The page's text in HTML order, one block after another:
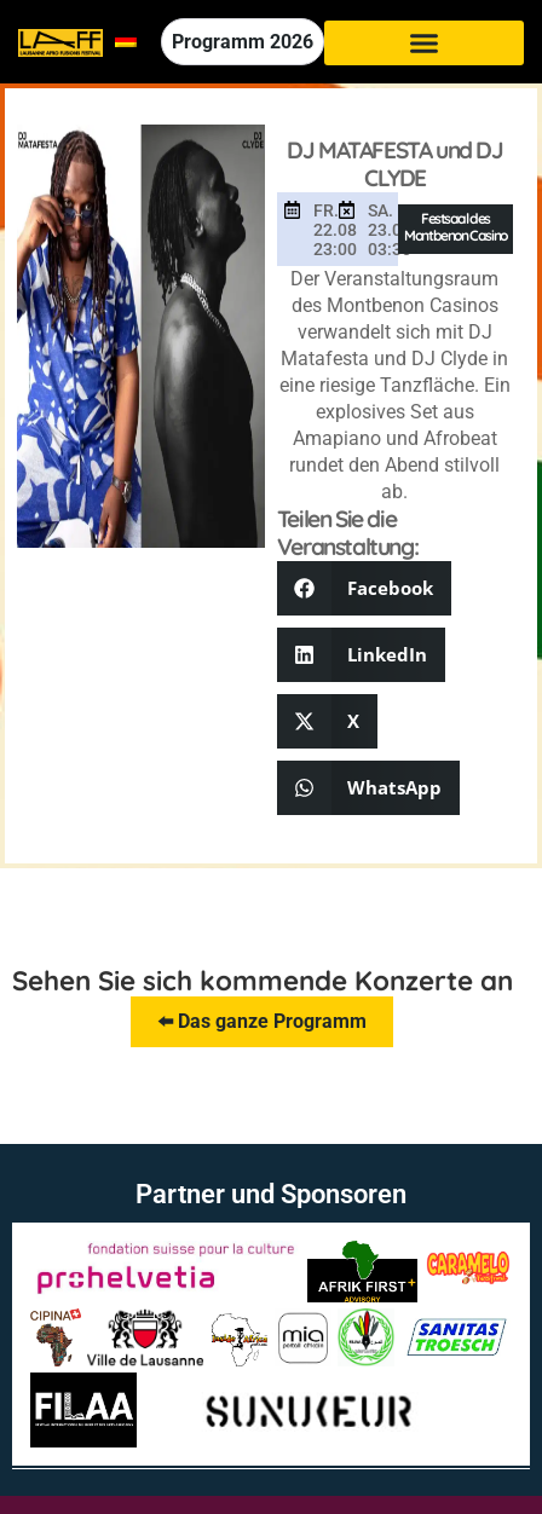
Programm 2026
DJ MATAFESTA und DJ
CLYDE
FR.
22.08
23:00
SA.
23.08
03:30
Festsaal des
Montbenon Casino
Der Veranstaltungsraum
des Montbenon Casinos
verwandelt sich mit DJ
Matafesta und DJ Clyde in
eine riesige Tanzfläche. Ein
explosives Set aus
Amapiano und Afrobeat
rundet den Abend stilvoll
ab.
Teilen Sie die
Veranstaltung:
Facebook
LinkedIn
X
WhatsApp
Sehen Sie sich kommende Konzerte an
⬅️ Das ganze Programm
Partner und Sponsoren